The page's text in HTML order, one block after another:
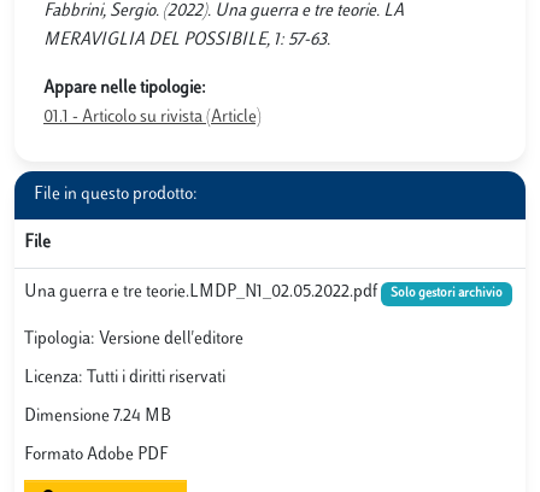
Fabbrini, Sergio. (2022). Una guerra e tre teorie. LA
MERAVIGLIA DEL POSSIBILE, 1: 57-63.
Appare nelle tipologie:
01.1 - Articolo su rivista (Article)
File in questo prodotto:
File
Una guerra e tre teorie.LMDP_N1_02.05.2022.pdf Solo gestori archivio
Tipologia: Versione dell'editore
Licenza: Tutti i diritti riservati
Dimensione 7.24 MB
Formato Adobe PDF